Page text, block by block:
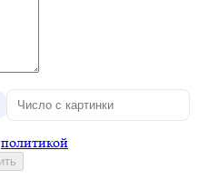
политикой